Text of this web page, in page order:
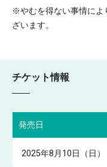
※やむを得ない事情によ
ざいます。
チケット情報
発売日
2025年8月10日（日